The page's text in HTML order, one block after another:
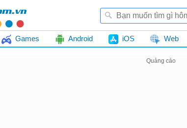
Games Android iOS Web